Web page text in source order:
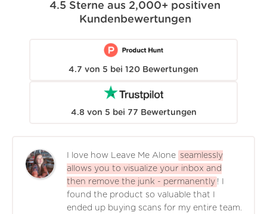
4.5 Sterne aus 2,000+ positiven
Kundenbewertungen
4.7 von 5 bei 120 Bewertungen
4.8 von 5 bei 77 Bewertungen
I love how Leave Me Alone seamlessly
allows you to visualize your inbox and
then remove the junk - permanently ! I
found the product so valuable that I
ended up buying scans for my entire team.